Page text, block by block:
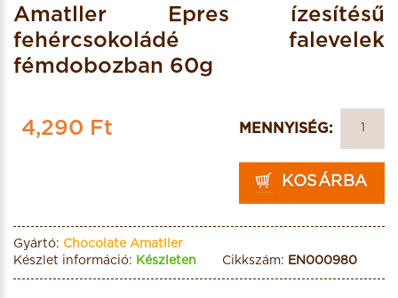
Amatller Epres ízesítésű
fehércsokoládé falevelek
fémdobozban 60g
4,290 Ft MENNYISÉG:
KOSÁRBA
Gyártó: Chocolate Amatller
Készlet információ: Készleten Cikkszám: EN000980